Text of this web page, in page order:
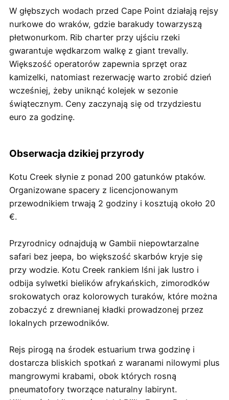
W głębszych wodach przed Cape Point działają rejsy
nurkowe do wraków, gdzie barakudy towarzyszą
płetwonurkom. Rib charter przy ujściu rzeki
gwarantuje wędkarzom walkę z giant trevally.
Większość operatorów zapewnia sprzęt oraz
kamizelki, natomiast rezerwację warto zrobić dzień
wcześniej, żeby uniknąć kolejek w sezonie
świątecznym. Ceny zaczynają się od trzydziestu
euro za godzinę.
Obserwacja dzikiej przyrody
Kotu Creek słynie z ponad 200 gatunków ptaków.
Organizowane spacery z licencjonowanym
przewodnikiem trwają 2 godziny i kosztują około 20
€.
Przyrodnicy odnajdują w Gambii niepowtarzalne
safari bez jeepa, bo większość skarbów kryje się
przy wodzie. Kotu Creek rankiem lśni jak lustro i
odbija sylwetki bielików afrykańskich, zimorodków
srokowatych oraz kolorowych turaków, które można
zobaczyć z drewnianej kładki prowadzonej przez
lokalnych przewodników.
Rejs pirogą na środek estuarium trwa godzinę i
dostarcza bliskich spotkań z waranami nilowymi plus
mangrowymi krabami, obok których rosną
pneumatofory tworzące naturalny labirynt.